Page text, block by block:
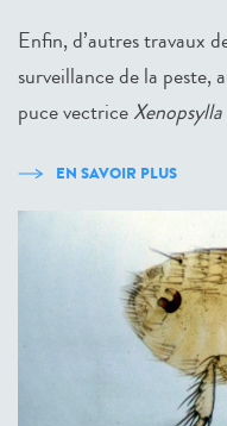
Enfin, d’autres travaux
surveillance de la peste,
puce vectrice
EN SAVOIR PLUS